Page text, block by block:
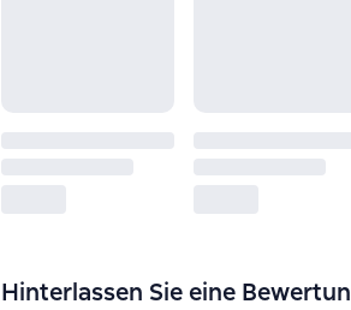
Hinterlassen Sie eine